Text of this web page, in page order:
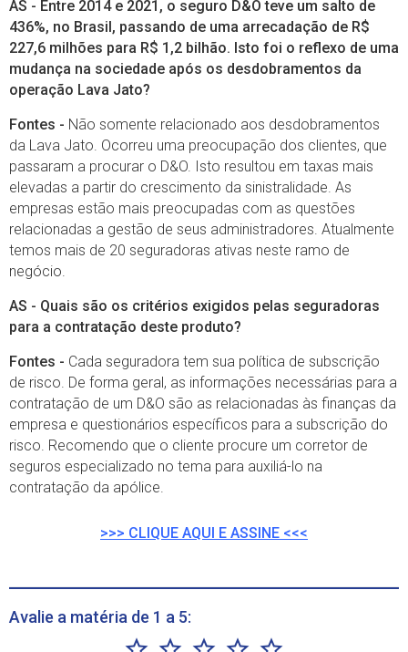
AS - Entre 2014 e 2021, o seguro D&O teve um salto de
436%, no Brasil, passando de uma arrecadação de R$
227,6 milhões para R$ 1,2 bilhão. Isto foi o reflexo de uma
mudança na sociedade após os desdobramentos da
operação Lava Jato?
Fontes - Não somente relacionado aos desdobramentos
da Lava Jato. Ocorreu uma preocupação dos clientes, que
passaram a procurar o D&O. Isto resultou em taxas mais
elevadas a partir do crescimento da sinistralidade. As
empresas estão mais preocupadas com as questões
relacionadas a gestão de seus administradores. Atualmente
temos mais de 20 seguradoras ativas neste ramo de
negócio.
AS - Quais são os critérios exigidos pelas seguradoras
para a contratação deste produto?
Fontes - Cada seguradora tem sua política de subscrição
de risco. De forma geral, as informações necessárias para a
contratação de um D&O são as relacionadas às finanças da
empresa e questionários específicos para a subscrição do
risco. Recomendo que o cliente procure um corretor de
seguros especializado no tema para auxiliá-lo na
contratação da apólice.
>>> CLIQUE AQUI E ASSINE <<<
Avalie a matéria de 1 a 5: